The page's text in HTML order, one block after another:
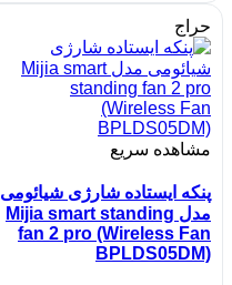
حراج
مشاهده سریع
پنکه ایستاده شارژی شیائومی
مدل Mijia smart standing
fan 2 pro (Wireless Fan
BPLDS05DM)